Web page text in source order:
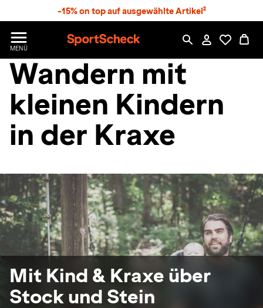
-15% on top auf ausgewählte Artikel²
MENÜ
p
o
S
e
c
Wandern mit
kleinen Kindern
in der Kraxe
Mit Kind & Kraxe über
Stock und Stein